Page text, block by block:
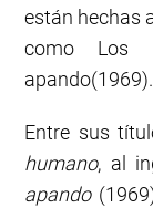
están hechas
como Los
apando(1969).
Entre sus
humano, al
apando